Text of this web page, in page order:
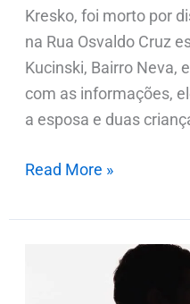
Kresko, foi morto por
na Rua Osvaldo Cruz
Kucinski, Bairro Neva,
com as informações,
a esposa e duas
Read More »